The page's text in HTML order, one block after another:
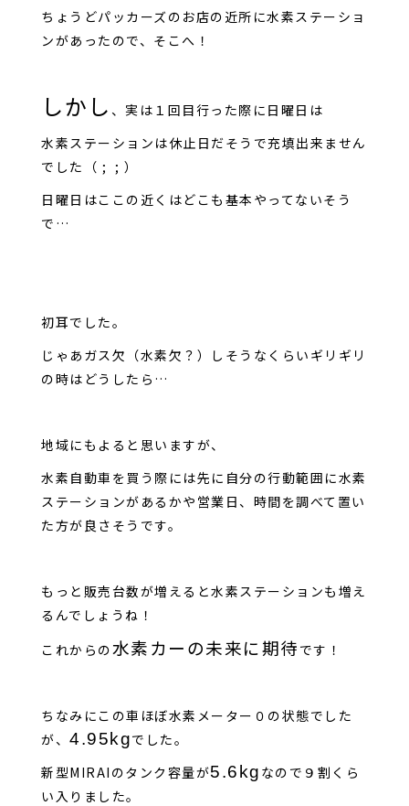
ちょうどパッカーズのお店の近所に水素ステーショ
ンがあったので、そこへ！
しかし 、実は１回目行った際に日曜日は
水素ステーションは休止日だそうで充填出来ません
でした（ ; ; ）
日曜日はここの近くはどこも基本やってないそう
で…
初耳でした。
じゃあガス欠（水素欠？）しそうなくらいギリギリ
の時はどうしたら…
地域にもよると思いますが、
水素自動車を買う際には先に自分の行動範囲に水素
ステーションがあるかや営業日、時間を調べて置い
た方が良さそうです。
もっと販売台数が増えると水素ステーションも増え
るんでしょうね！
これからの水素カーの未来に期待 です！
ちなみにこの車ほぼ水素メーター０の状態でした
が、 4.95kgでした。
新型MIRAIのタンク容量が5.6kg なので９割くら
い入りました。